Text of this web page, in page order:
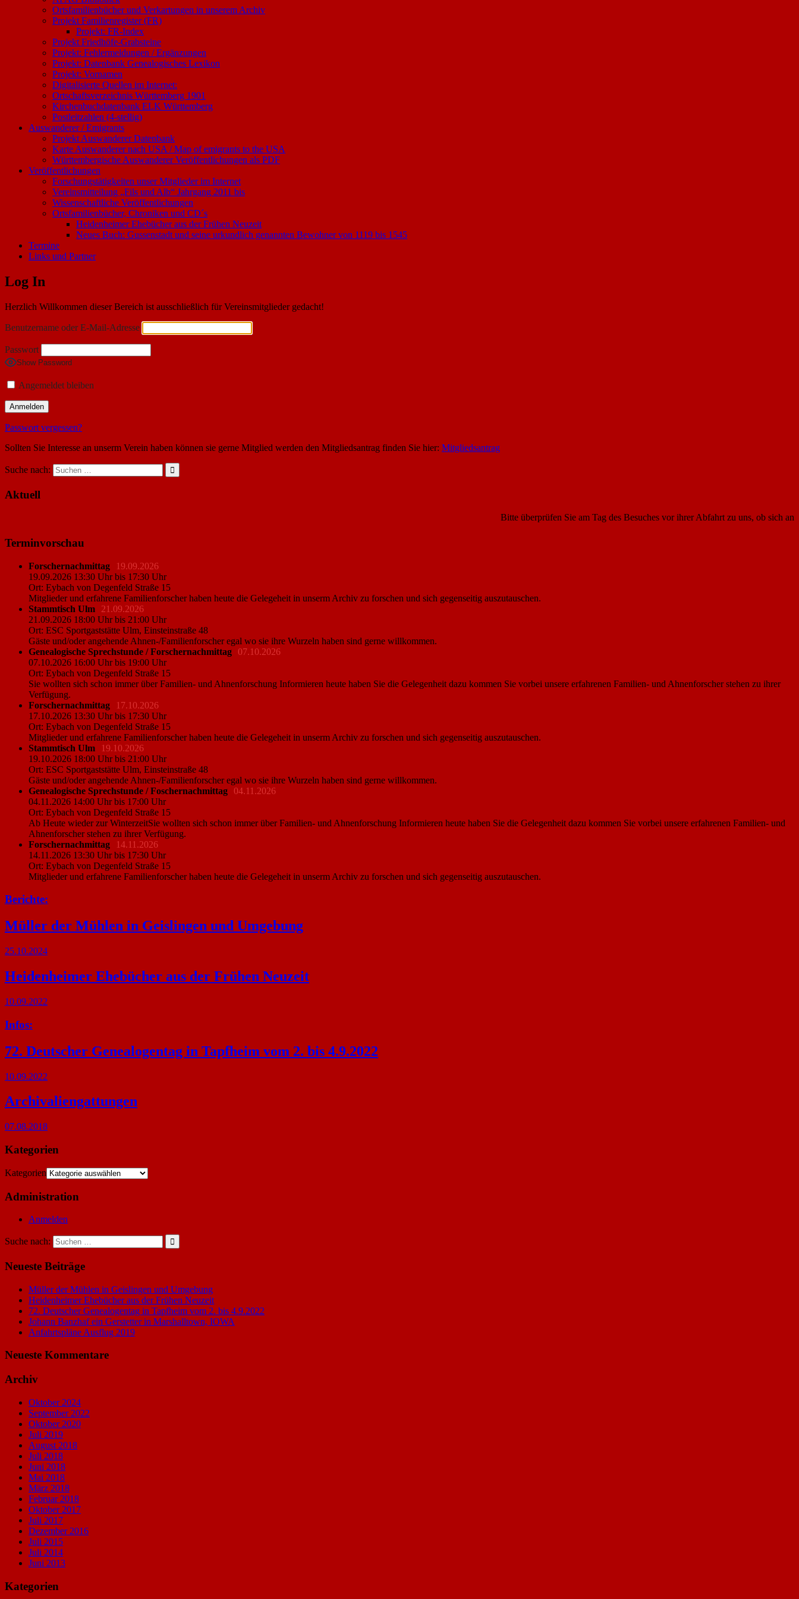
Ortsfamilienbücher und Verkartungen in unserem Archiv
Projekt Familienregister (FR)
Projekt: FR-Index
Projekt Friedhöfe-Grabsteine
Projekt: Fehlermeldungen / Ergänzungen
Projekt: Datenbank Genealogisches Lexikon
Projekt: Vornamen
Digitalisierte Quellen im Internet:
Ortschaftsverzeichnis Württemberg 1901
Kirchenbuchdatenbank ELK Württemberg
Postleitzahlen (4-stellig)
Auswanderer / Emigrants
Projekt Auswanderer Datenbank
Karte Auswanderer nach USA / Map of emigrants to the USA
Württembergische Auswanderer Veröffentlichungen als PDF
Veröffentlichungen
Forschungstätigkeiten unser Mitglieder im Internet
Vereinsmitteilung „Fils und Alb“ Jahrgang 2011 bis
Wissenschaftliche Veröffentlichungen
Ortsfamilienbücher, Chroniken und CD´s
Heidenheimer Ehebücher aus der Frühen Neuzeit
Neues Buch: Gussenstadt und seine urkundlich genannten Bewohner von 1119 bis 1545
Termine
Links und Partner
Log In
Herzlich Willkommen dieser Bereich ist ausschließlich für Vereinsmitglieder gedacht!
Benutzername oder E-Mail-Adresse
Passwort
Show Password
Angemeldet bleiben
Passwort vergessen?
Sollten Sie Interesse an unserm Verein haben können sie gerne Mitglied werden den Mitgliedsantrag finden Sie hier: Mitgliedsantrag
Suche nach:
Aktuell
Bitte überprüfen Sie am Tag des Besuches vor ihrer Abfahrt zu uns, ob sich an den
Terminvorschau
Forschernachmittag
19.09.2026
19.09.2026 13:30 Uhr bis 17:30 Uhr
Ort: Eybach von Degenfeld Straße 15
Mitglieder und erfahrene Familienforscher haben heute die Gelegeheit in unserm Archiv zu forschen und sich gegenseitig auszutauschen.
Stammtisch Ulm
21.09.2026
21.09.2026 18:00 Uhr bis 21:00 Uhr
Ort: ESC Sportgaststätte Ulm, Einsteinstraße 48
Gäste und/oder angehende Ahnen-/Familienforscher egal wo sie ihre Wurzeln haben sind gerne willkommen.
Genealogische Sprechstunde / Forschernachmittag
07.10.2026
07.10.2026 16:00 Uhr bis 19:00 Uhr
Ort: Eybach von Degenfeld Straße 15
Sie wollten sich schon immer über Familien- und Ahnenforschung Informieren heute haben Sie die Gelegenheit dazu kommen Sie vorbei unsere erfahrenen Familien- und Ahnenforscher stehen zu ihrer
Verfügung.
Forschernachmittag
17.10.2026
17.10.2026 13:30 Uhr bis 17:30 Uhr
Ort: Eybach von Degenfeld Straße 15
Mitglieder und erfahrene Familienforscher haben heute die Gelegeheit in unserm Archiv zu forschen und sich gegenseitig auszutauschen.
Stammtisch Ulm
19.10.2026
19.10.2026 18:00 Uhr bis 21:00 Uhr
Ort: ESC Sportgaststätte Ulm, Einsteinstraße 48
Gäste und/oder angehende Ahnen-/Familienforscher egal wo sie ihre Wurzeln haben sind gerne willkommen.
Genealogische Sprechstunde / Foschernachmittag
04.11.2026
04.11.2026 14:00 Uhr bis 17:00 Uhr
Ort: Eybach von Degenfeld Straße 15
Ab Heute wieder zur WinterzeitSie wollten sich schon immer über Familien- und Ahnenforschung Informieren heute haben Sie die Gelegenheit dazu kommen Sie vorbei unsere erfahrenen Familien- und
Ahnenforscher stehen zu ihrer Verfügung.
Forschernachmittag
14.11.2026
14.11.2026 13:30 Uhr bis 17:30 Uhr
Ort: Eybach von Degenfeld Straße 15
Mitglieder und erfahrene Familienforscher haben heute die Gelegeheit in unserm Archiv zu forschen und sich gegenseitig auszutauschen.
Berichte:
Müller der Mühlen in Geislingen und Umgebung
25.10.2024
Heidenheimer Ehebücher aus der Frühen Neuzeit
10.09.2022
Infos:
72. Deutscher Genealogentag in Tapfheim vom 2. bis 4.9.2022
10.09.2022
Archivaliengattungen
07.08.2018
Kategorien
Kategorien
Administration
Anmelden
Suche nach:
Neueste Beiträge
Müller der Mühlen in Geislingen und Umgebung
Heidenheimer Ehebücher aus der Frühen Neuzeit
72. Deutscher Genealogentag in Tapfheim vom 2. bis 4.9.2022
Johann Banzhaf ein Gerstetter in Marshalltown, IOWA
Anfahrtspläne Ausflug 2019
Neueste Kommentare
Archiv
Oktober 2024
September 2022
Oktober 2020
Juli 2019
August 2018
Juli 2018
Juni 2018
Mai 2018
März 2018
Februar 2018
Oktober 2017
Juli 2017
Dezember 2016
Juli 2015
Juli 2014
Juni 2013
Kategorien